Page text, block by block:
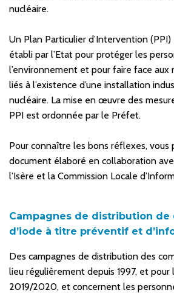
nucléaire.
Un Plan Particulier d’Intervention
établi par l’Etat pour protéger les
l’environnement et pour faire face aux
liés à l’existence d’une installation
nucléaire. La mise en œuvre des
PPI est ordonnée par le Préfet.
Pour connaître les bons réflexes, vous
document élaboré en collaboration
l’Isère et la Commission Locale
Campagnes de distribution de
d’iode à titre préventif et
Des campagnes de distribution des
lieu régulièrement depuis 1997, et
2019/2020, et concernent les